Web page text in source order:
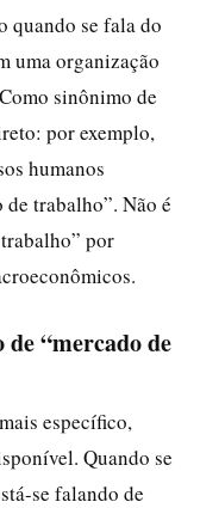
quando se fala do
uma organização
sinônimo de
por exemplo,
humanos
de trabalho”. Não é
por
“mercado de
específico,
Quando se
se falando de